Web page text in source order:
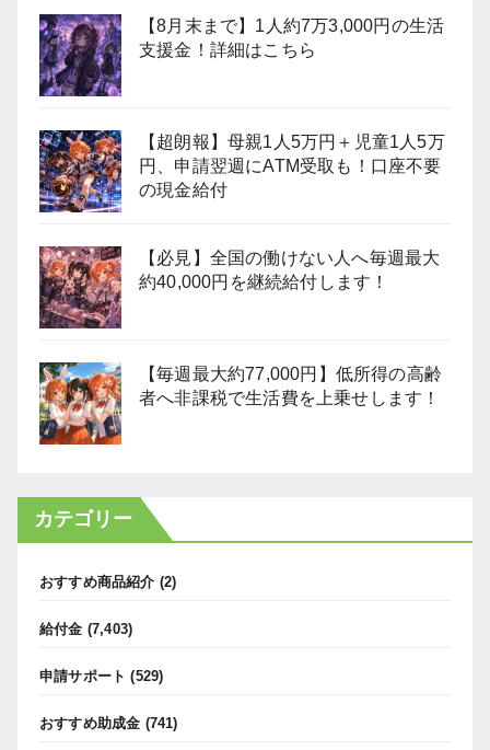
【8月末まで】1人約7万3,000円の生活
支援金！詳細はこちら
【超朗報】母親1人5万円＋児童1人5万
円、申請翌週にATM受取も！口座不要
の現金給付
【必見】全国の働けない人へ毎週最大
約40,000円を継続給付します！
【毎週最大約77,000円】低所得の高齢
者へ非課税で生活費を上乗せします！
カテゴリー
おすすめ商品紹介 (2)
給付金 (7,403)
申請サポート (529)
おすすめ助成金 (741)